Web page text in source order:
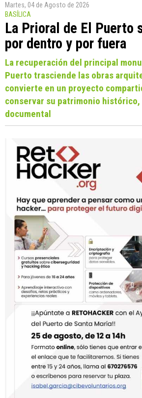
Martes, 04 de Agosto de 2026
BASÍLICA
La Prioral de El Puerto
por dentro y por fuera
La recuperación del principal
Puerto trasciende las obras
convierte en un proyecto
conservar su patrimonio
documental